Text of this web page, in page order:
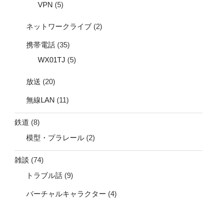
VPN (5)
ネットワークライブ (2)
携帯電話 (35)
WX01TJ (5)
放送 (20)
無線LAN (11)
鉄道 (8)
模型・プラレール (2)
雑談 (74)
トラブル話 (9)
バーチャルキャラクター (4)